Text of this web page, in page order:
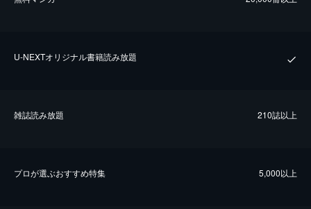
U-NEXTオリジナル書籍読み放題
雑誌読み放題 210誌以上
プロが選ぶおすすめ特集 5,000以上